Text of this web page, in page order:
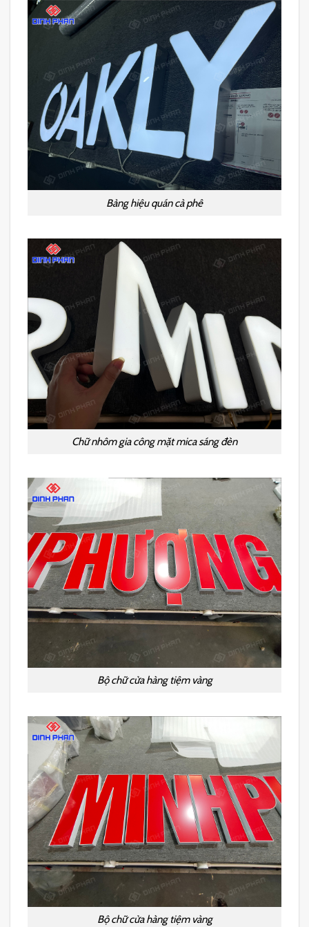
Bảng hiệu quán cà phê
Chữ nhôm gia công mặt mica sáng đèn
Bộ chữ cửa hàng tiệm vàng
Bộ chữ cửa hàng tiệm vàng